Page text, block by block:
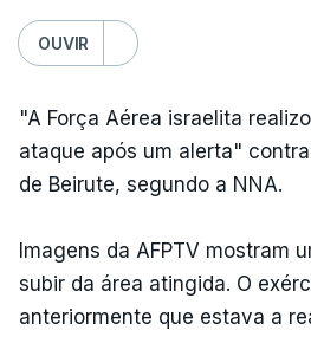
OUVIR
"A Força Aérea israelita
ataque após um alerta"
de Beirute, segundo a NNA.
Imagens da AFPTV mostram
subir da área atingida. O
anteriormente que estava a